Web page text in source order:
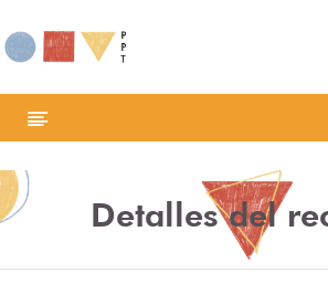
Detalles del